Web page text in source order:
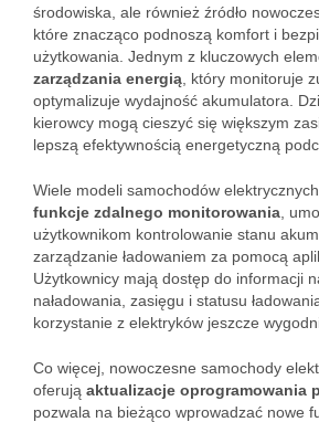
środowiska, ale również źródło
które znacząco podnoszą komfort i
użytkowania. Jednym z kluczowych
zarządzania energią , który monitoruje
optymalizuje wydajność akumulatora.
kierowcy mogą cieszyć się większym
lepszą efektywnością energetyczną
Wiele modeli samochodów
funkcje zdalnego monitorowania ,
użytkownikom kontrolowanie stanu
zarządzanie ładowaniem za pomocą
Użytkownicy mają dostęp do informacji
naładowania, zasięgu i statusu
korzystanie z elektryków jeszcze
Co więcej, nowoczesne samochody
oferują aktualizacje oprogramowania
pozwala na bieżąco wprowadzać nowe